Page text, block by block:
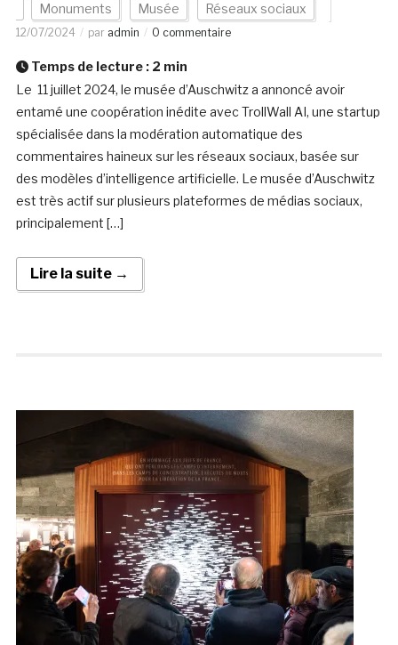
Monuments Musée Réseaux sociaux
12/07/2024 par admin 0 commentaire
Temps de lecture : 2 min
Le 11 juillet 2024, le musée d’Auschwitz a annoncé avoir
entamé une coopération inédite avec TrollWall AI, une startup
spécialisée dans la modération automatique des
commentaires haineux sur les réseaux sociaux, basée sur
des modèles d’intelligence artificielle. Le musée d’Auschwitz
est très actif sur plusieurs plateformes de médias sociaux,
principalement […]
Lire la suite →